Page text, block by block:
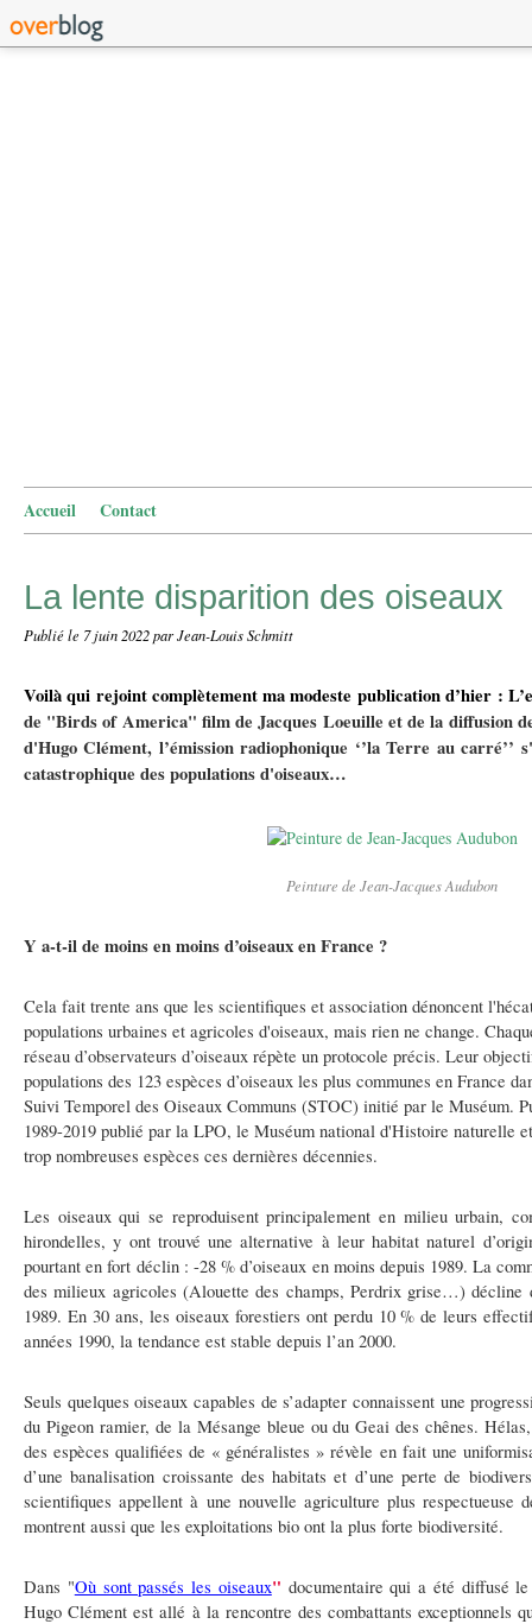
Accueil Contact
La lente disparition des oiseaux
Publié le 7 juin 2022par Jean-Louis Schmitt
Voilà qui rejoint complètement ma modeste publication d’hier :
de "Birds of America" film de Jacques Loeuille et de la diffusion
d'Hugo Clément, l’émission radiophonique ‘’la Terre au carré’’
catastrophique des populations d'oiseaux…
Peinture de Jean-Jacques Audubon
Y a-t-il de moins en moins d’oiseaux en France ?
Cela fait trente ans que les scientifiques et association dénoncent
populations urbaines et agricoles d'oiseaux, mais rien ne change.
réseau d’observateurs d’oiseaux répète un protocole précis. Leur
populations des 123 espèces d’oiseaux les plus communes en France
Suivi Temporel des Oiseaux Communs (STOC) initié par le Muséum.
1989-2019 publié par la LPO, le Muséum national d'Histoire naturelle
trop nombreuses espèces ces dernières décennies.
Les oiseaux qui se reproduisent principalement en milieu urbain,
hirondelles, y ont trouvé une alternative à leur habitat naturel
pourtant en fort déclin : -28 % d’oiseaux en moins depuis 1989.La
des milieux agricoles (Alouette des champs, Perdrix grise…) décline
1989. En 30 ans, les oiseaux forestiers ont perdu 10 % de leurs
années 1990, la tendance est stable depuis l’an 2000.
Seuls quelques oiseaux capables de s’adapter connaissent une
du Pigeon ramier, de la Mésange bleue ou du Geai des chênes.
des espèces qualifiées de « généralistes » révèle en fait une
d’une banalisation croissante des habitats et d’une perte de
scientifiques appellent à une nouvelle agriculture plus respectueuse
montrent aussi que les exploitations bio ont la plus forte biodiversité.
Dans "Où sont passés les oiseaux" documentaire qui a été diffusé
Hugo Clément est allé à la rencontre des combattants exceptionnels